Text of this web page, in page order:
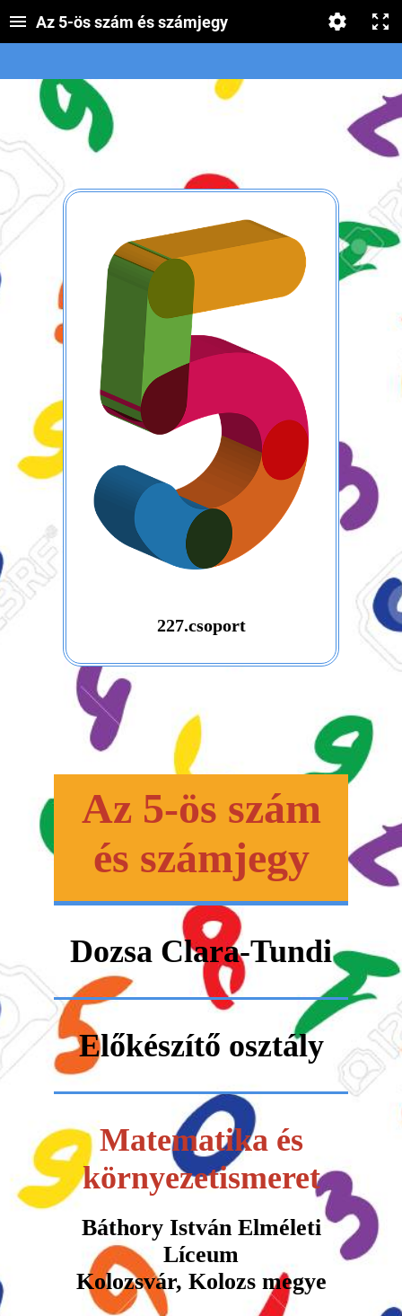
Az 5-ös szám és számjegy
227.csoport
Az 5-ös szám
és számjegy
Dozsa Clara-Tundi
Előkészítő osztály
Matematika és
környezetismeret
Báthory István Elméleti
Líceum
Kolozsvár, Kolozs megye